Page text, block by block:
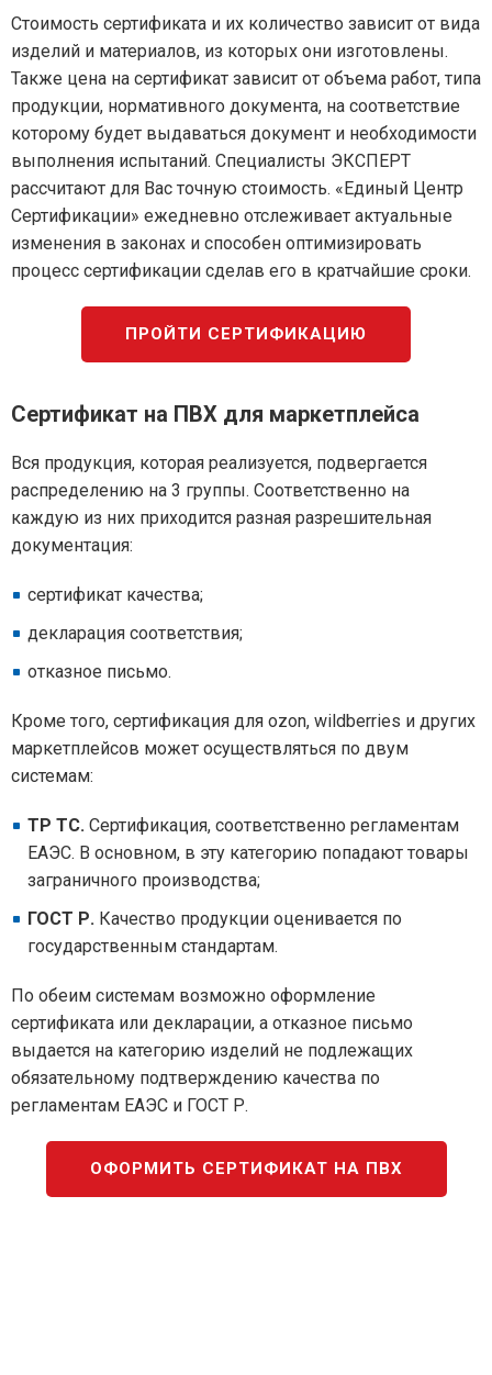
Стоимость сертификата и их количество зависит от вида
изделий и материалов, из которых они изготовлены.
Также цена на сертификат зависит от объема работ, типа
продукции, нормативного документа, на соответствие
которому будет выдаваться документ и необходимости
выполнения испытаний. Специалисты ЭКСПЕРТ
рассчитают для Вас точную стоимость. «Единый Центр
Сертификации» ежедневно отслеживает актуальные
изменения в законах и способен оптимизировать
процесс сертификации сделав его в кратчайшие сроки.
ПРОЙТИ СЕРТИФИКАЦИЮ
Сертификат на ПВХ для маркетплейса
Вся продукция, которая реализуется, подвергается
распределению на 3 группы. Соответственно на
каждую из них приходится разная разрешительная
документация:
сертификат качества;
декларация соответствия;
отказное письмо.
Кроме того, сертификация для ozon, wildberries и других
маркетплейсов может осуществляться по двум
системам:
ТР ТС. Сертификация, соответственно регламентам
ЕАЭС. В основном, в эту категорию попадают товары
заграничного производства;
ГОСТ Р. Качество продукции оценивается по
государственным стандартам.
По обеим системам возможно оформление
сертификата или декларации, а отказное письмо
выдается на категорию изделий не подлежащих
обязательному подтверждению качества по
регламентам ЕАЭС и ГОСТ Р.
ОФОРМИТЬ СЕРТИФИКАТ НА ПВХ